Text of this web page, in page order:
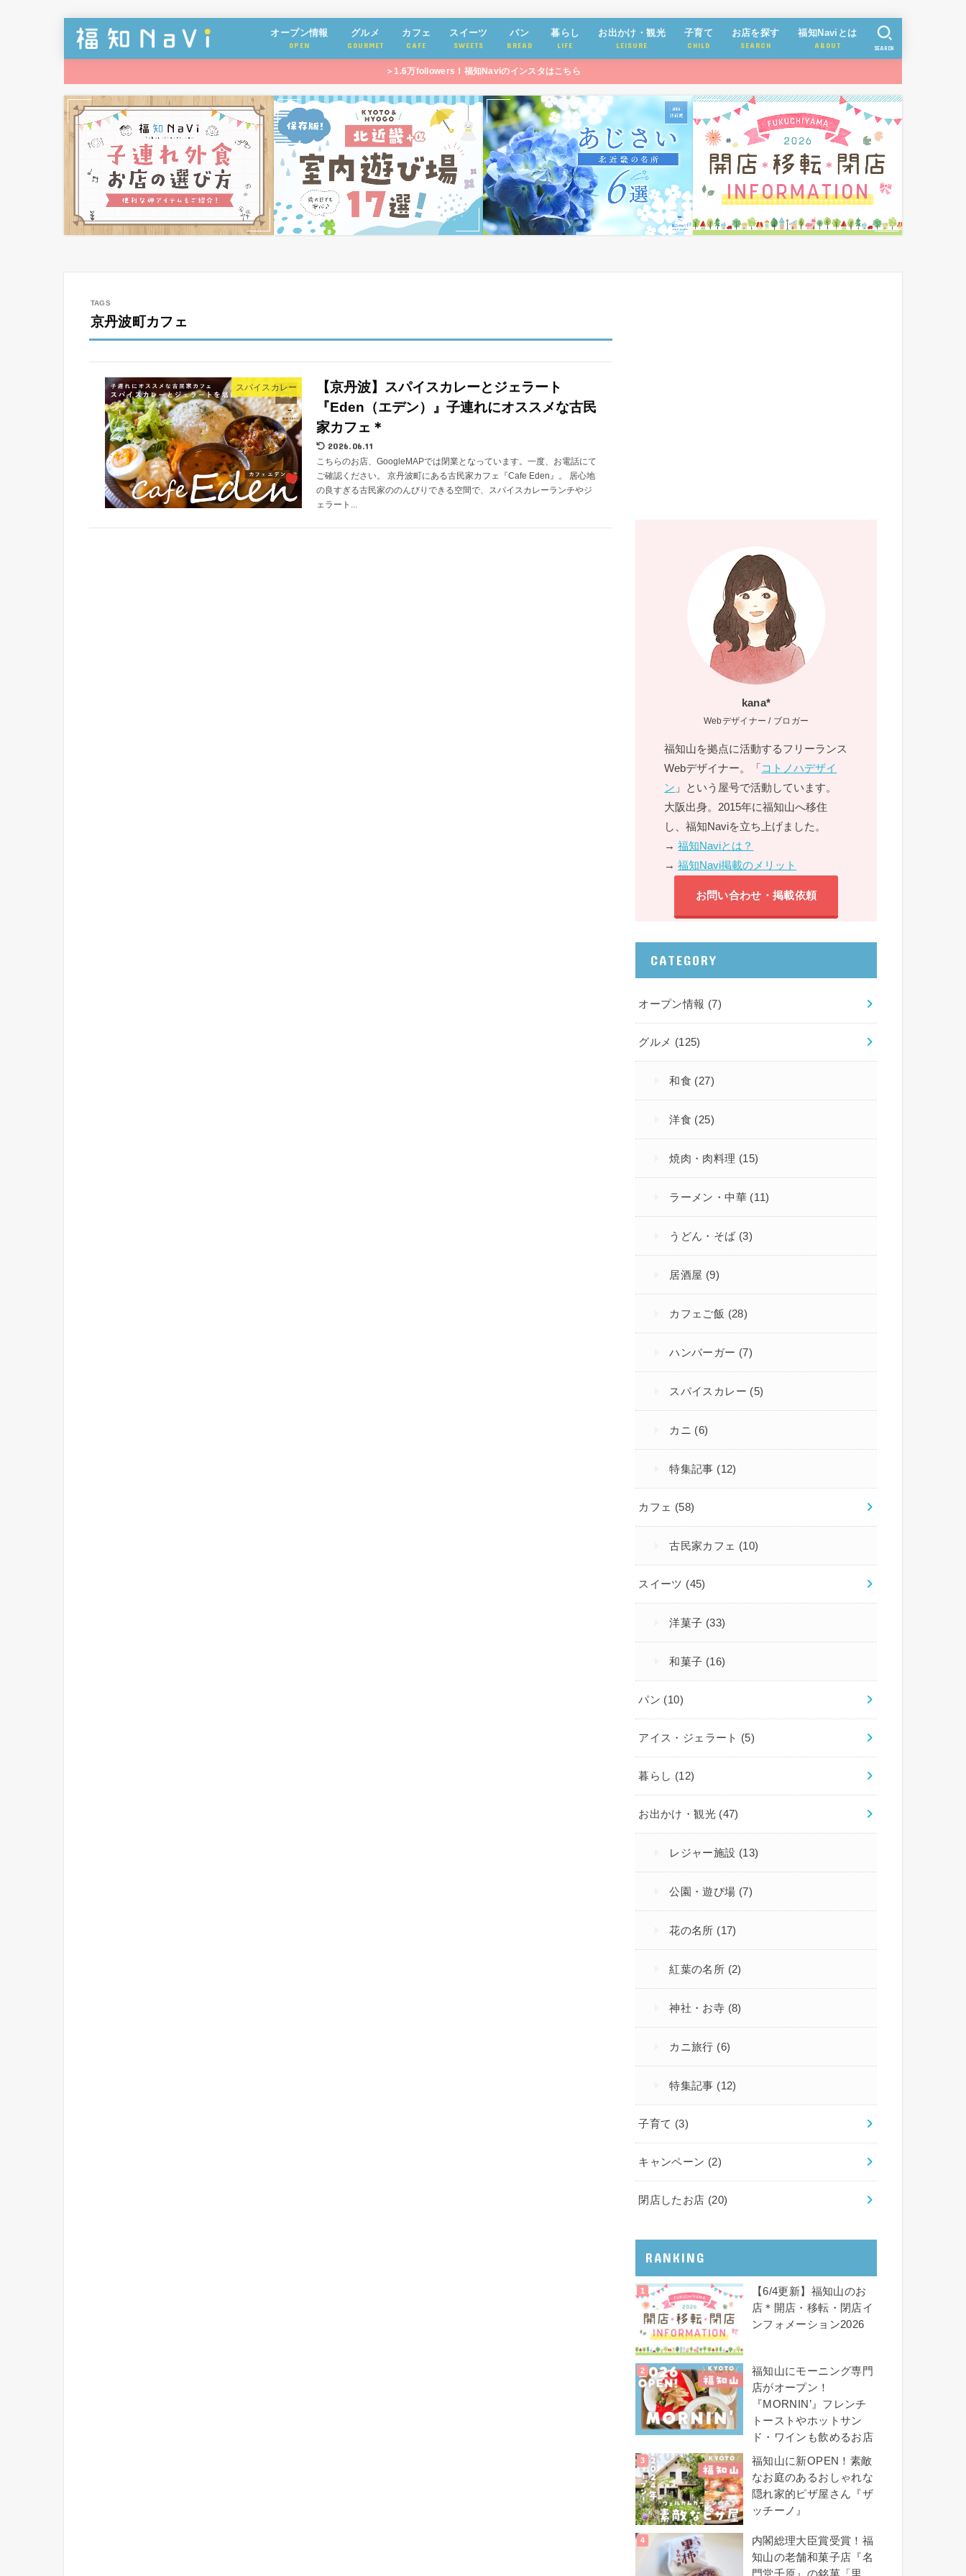
オープン情報
OPEN
グルメ
GOURMET
カフェ
CAFE
スイーツ
SWEETS
パン
BREAD
暮らし
LIFE
お出かけ・観光
LEISURE
子育て
CHILD
お店を探す
SEARCH
福知Naviとは
ABOUT SEARCH
＞1.6万followers！福知Naviのインスタはこちら
京丹波町カフェ
スパイスカレー
【京丹波】スパイスカレーとジェラート
『Eden（エデン）』子連れにオススメな古民
家カフェ＊
2026.06.11
こちらのお店、GoogleMAPでは閉業となっています。一度、お電話にて
ご確認ください。 京丹波町にある古民家カフェ『Cafe Eden』。 居心地
の良すぎる古民家ののんびりできる空間で、スパイスカレーランチやジ
ェラート...
kana*
Webデザイナー / ブロガー
福知山を拠点に活動するフリーランス
Webデザイナー。「 コトノハデザイ
ン 」という屋号で活動しています。
大阪出身。2015年に福知山へ移住
し、福知Naviを立ち上げました。
→福知Naviとは？
→福知Navi掲載のメリット
お問い合わせ・掲載依頼
CATEGORY
オープン情報 (7)
グルメ (125)
和食 (27)
洋食 (25)
焼肉・肉料理 (15)
ラーメン・中華 (11)
うどん・そば (3)
居酒屋 (9)
カフェご飯 (28)
ハンバーガー (7)
スパイスカレー (5)
カニ (6)
特集記事 (12)
カフェ (58)
古民家カフェ (10)
スイーツ (45)
洋菓子 (33)
和菓子 (16)
パン (10)
アイス・ジェラート (5)
暮らし (12)
お出かけ・観光 (47)
レジャー施設 (13)
公園・遊び場 (7)
花の名所 (17)
紅葉の名所 (2)
神社・お寺 (8)
カニ旅行 (6)
特集記事 (12)
子育て (3)
キャンペーン (2)
閉店したお店 (20)
RANKING
【6/4更新】福知山のお
店＊開店・移転・閉店イ
ンフォメーション2026
福知山にモーニング専門
店がオープン！
『MORNIN’』フレンチ
トーストやホットサン
ド・ワインも飲めるお店
福知山に新OPEN！素敵
なお庭のあるおしゃれな
隠れ家的ピザ屋さん『ザ
ッチーノ』
内閣総理大臣賞受賞！福
知山の老舗和菓子店『名